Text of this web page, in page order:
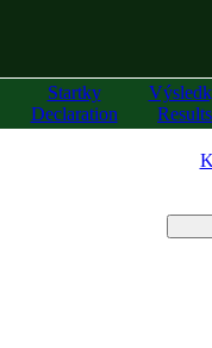
Startky
Declaration
Results